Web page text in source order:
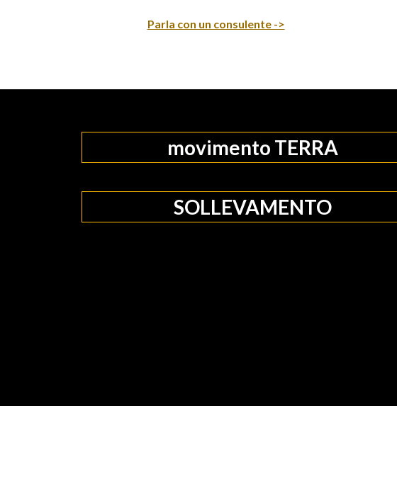
Parla con un consulente ->
movimento TERRA
SOLLEVAMENTO